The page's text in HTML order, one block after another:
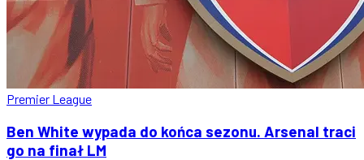
Premier League
Ben White wypada do końca sezonu. Arsenal traci
go na finał LM